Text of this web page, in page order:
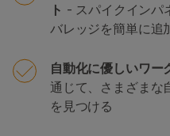
ト - スパイクインパ
バレッジを簡単に追
自動化に優しいワー
通じて、さまざまな
を見つける